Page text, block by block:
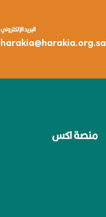
البريد الإلكتروني
harakia@harakia.org.sa
منصة اكس